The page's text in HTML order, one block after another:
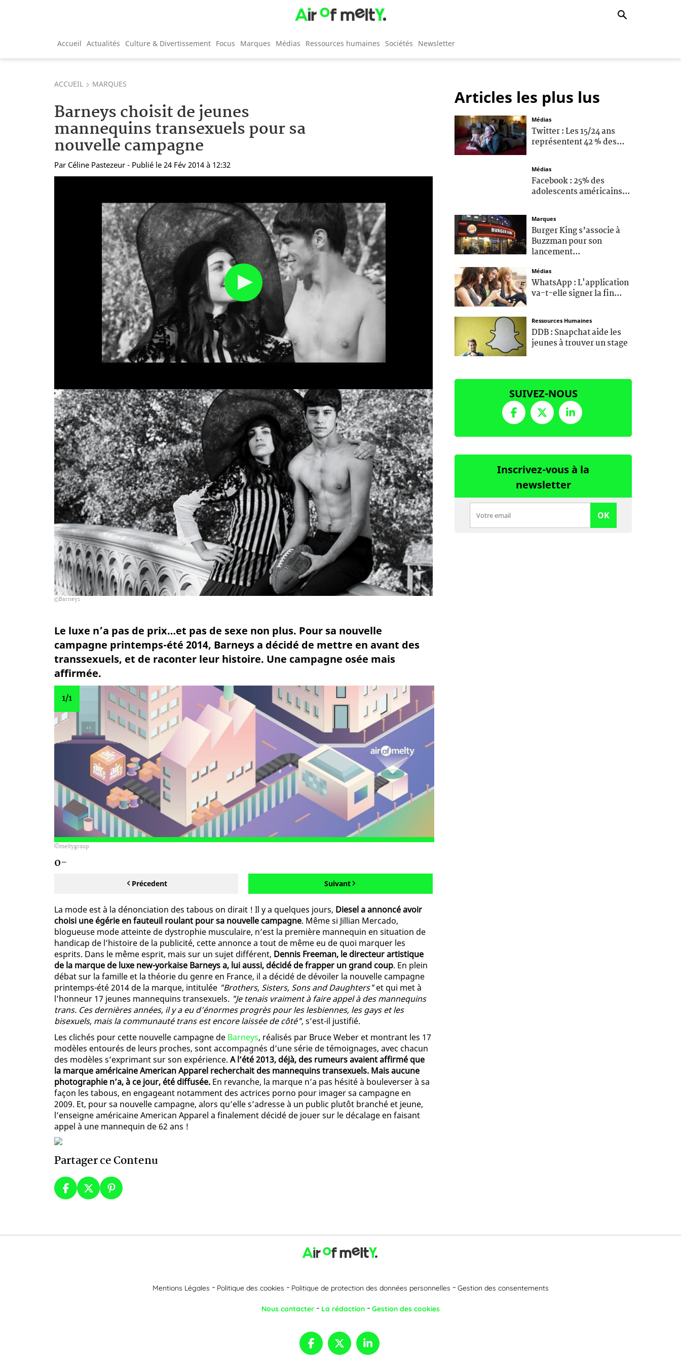
Accueil Actualités Culture & Divertissement Focus Marques Médias Ressources humaines Sociétés Newsletter
ACCUEIL MARQUES
Barneys choisit de jeunes
mannequins transexuels pour sa
nouvelle campagne
Par Céline Pastezeur - Publié le 24 Fév 2014 à 12:32
Barneys
Le luxe n’a pas de prix…et pas de sexe non plus. Pour sa nouvelle
campagne printemps-été 2014, Barneys a décidé de mettre en avant des
transsexuels, et de raconter leur histoire. Une campagne osée mais
affirmée.
meltygroup
1/1
0-
Précedent Suivant
La mode est à la dénonciation des tabous on dirait ! Il y a quelques jours, Diesel a annoncé avoir
choisi une égérie en fauteuil roulant pour sa nouvelle campagne. Même si Jillian Mercado,
blogueuse mode atteinte de dystrophie musculaire, n’est la première mannequin en situation de
handicap de l’histoire de la publicité, cette annonce a tout de même eu de quoi marquer les
esprits. Dans le même esprit, mais sur un sujet différent, Dennis Freeman, le directeur artistique
de la marque de luxe new-yorkaise Barneys a, lui aussi, décidé de frapper un grand coup. En plein
débat sur la famille et la théorie du genre en France, il a décidé de dévoiler la nouvelle campagne
printemps-été 2014 de la marque, intitulée "Brothers, Sisters, Sons and Daughters"et qui met à
l’honneur 17 jeunes mannequins transexuels. "Je tenais vraiment à faire appel à des mannequins
trans. Ces dernières années, il y a eu d’énormes progrès pour les lesbiennes, les gays et les
bisexuels, mais la communauté trans est encore laissée de côté", s’est-il justifié.
Les clichés pour cette nouvelle campagne de Barneys, réalisés par Bruce Weber et montrant les 17
modèles entourés de leurs proches, sont accompagnés d’une série de témoignages, avec chacun
des modèles s’exprimant sur son expérience. A l’été 2013, déjà, des rumeurs avaient affirmé que
la marque américaine American Apparel recherchait des mannequins transexuels. Mais aucune
photographie n’a, à ce jour, été diffusée. En revanche, la marque n’a pas hésité à bouleverser à sa
façon les tabous, en engageant notamment des actrices porno pour imager sa campagne en
2009. Et, pour sa nouvelle campagne, alors qu’elle s’adresse à un public plutôt branché et jeune,
l’enseigne américaine American Apparel a finalement décidé de jouer sur le décalage en faisant
appel à une mannequin de 62 ans !
Partager ce Contenu
Articles les plus lus
Médias
Twitter : Les 15/24 ans
représentent 42 % des...
Médias
Facebook : 25% des
adolescents américains...
Marques
Burger King s’associe à
Buzzman pour son
lancement...
Médias
WhatsApp : L'application
va-t-elle signer la fin...
Ressources Humaines
DDB : Snapchat aide les
jeunes à trouver un stage
SUIVEZ-NOUS
Inscrivez-vous à la
newsletter
OK
Mentions Légales Politique des cookies Politique de protection des données personnelles Gestion des consentements
Nous contacter La rédaction Gestion des cookies